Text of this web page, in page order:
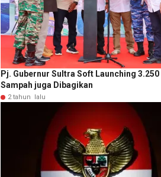
Pj. Gubernur Sultra Soft Launching
Sampah juga Dibagikan
2 tahun lalu